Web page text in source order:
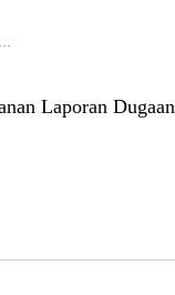
Laporan Dugaan